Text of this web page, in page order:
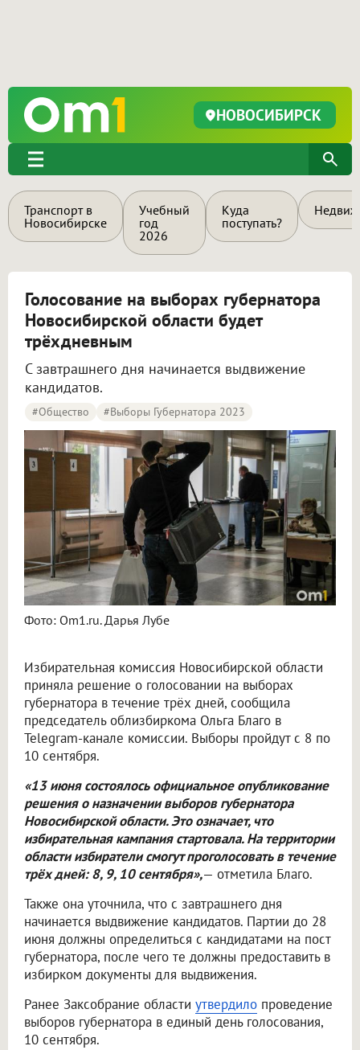
НОВОСИБИРСК
Транспорт в
Новосибирске
Учебный
год
2026
Куда
поступать?
Голосование на выборах губернатора
Новосибирской области будет
трёхдневным
С завтрашнего дня начинается выдвижение
кандидатов.
#Общество #Выборы Губернатора 2023
Фото: Om1.ru. Дарья Лубе
Избирательная комиссия Новосибирской области
приняла решение о голосовании на выборах
губернатора в течение трёх дней, сообщила
председатель облизбиркома Ольга Благо в
Telegram-канале комиссии. Выборы пройдут с 8 по
10 сентября.
«13 июня состоялось официальное опубликование
решения о назначении выборов губернатора
Новосибирской области. Это означает, что
избирательная кампания стартовала. На территории
области избиратели смогут проголосовать в течение
трёх дней: 8, 9, 10 сентября»,— отметила Благо.
Также она уточнила, что с завтрашнего дня
начинается выдвижение кандидатов. Партии до 28
июня должны определиться с кандидатами на пост
губернатора, после чего те должны предоставить в
избирком документы для выдвижения.
Ранее Заксобрание области утвердило проведение
выборов губернатора в единый день голосования,
10 сентября.